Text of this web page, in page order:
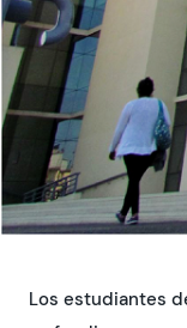
Los estudiantes